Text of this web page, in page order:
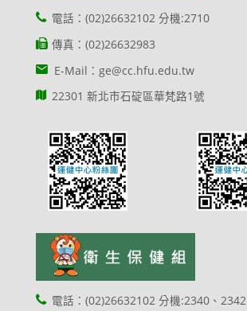
電話：(02)26632102 分機:2710
傳真：(02)26632983
E-Mail：ge@cc.hfu.edu.tw
22301 新北市石碇區華梵路1號
電話：(02)26632102 分機:2340、2342